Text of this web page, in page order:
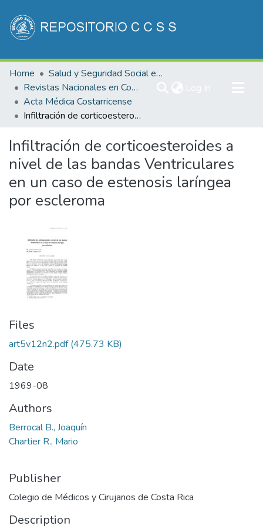
Communities & Collections
All of DSpace
Statistics
Home
Salud y Seguridad Social en Costa Rica
Revistas Nacionales en Costa Rica
Acta Médica Costarricense
Infiltración de corticoesteroides a nivel de las bandas Ventriculares en un caso de estenosis laríngea por escleroma
Infiltración de corticoesteroides a
nivel de las bandas Ventriculares
en un caso de estenosis laríngea
por escleroma
Files
art5v12n2.pdf(475.73 KB)
Date
1969-08
Authors
Berrocal B., Joaquín
Chartier R., Mario
Publisher
Colegio de Médicos y Cirujanos de Costa Rica
Description